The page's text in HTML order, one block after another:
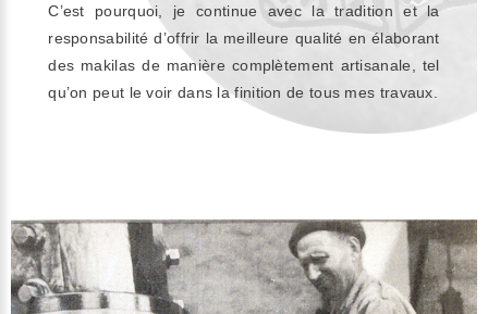
C’est pourquoi, je continue avec la tradition et la
responsabilité d’offrir la meilleure qualité en élaborant
des makilas de manière complètement artisanale, tel
qu’on peut le voir dans la finition de tous mes travaux.